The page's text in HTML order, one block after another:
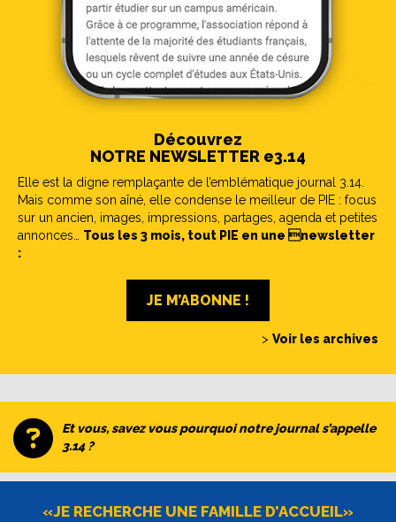
Découvrez
NOTRE NEWSLETTER e3.14
Elle est la digne remplaçante de l’emblématique journal 3.14.
Mais comme son aîné, elle condense le meilleur de PIE : focus
sur un ancien, images, impressions, partages, agenda et petites
annonces… Tous les 3 mois, tout PIE en une newsletter
:
JE M’ABONNE !
> Voir les archives
Et vous, savez vous pourquoi notre journal s’appelle
3.14 ?
«JE RECHERCHE UNE FAMILLE D’ACCUEIL»